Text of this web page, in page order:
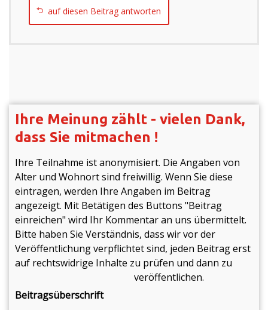
auf diesen Beitrag antworten
Ihre Meinung zählt - vielen Dank,
dass Sie mitmachen !
Ihre Teilnahme ist anonymisiert. Die Angaben von
Alter und Wohnort sind freiwillig. Wenn Sie diese
eintragen, werden Ihre Angaben im Beitrag
angezeigt. Mit Betätigen des Buttons "Beitrag
einreichen" wird Ihr Kommentar an uns übermittelt.
Bitte haben Sie Verständnis, dass wir vor der
Veröffentlichung verpflichtet sind, jeden Beitrag erst
auf rechtswidrige Inhalte zu prüfen und dann zu
veröffentlichen.
Beitragsüberschrift